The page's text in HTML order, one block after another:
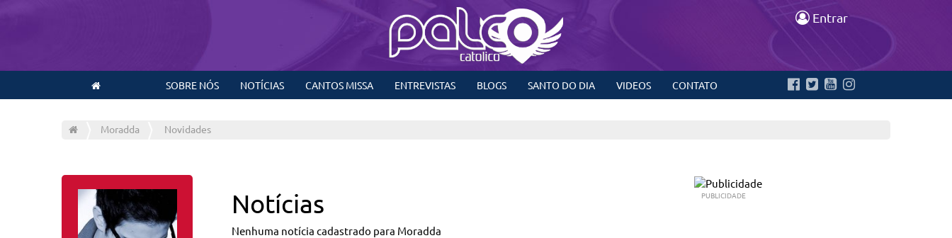
Entrar
SOBRE NÓS NOTÍCIAS CANTOS MISSA ENTREVISTAS BLOGS SANTO DO DIA VIDEOS CONTATO
Moradda Novidades
Notícias
Nenhuma notícia cadastrado para Moradda
PUBLICIDADE